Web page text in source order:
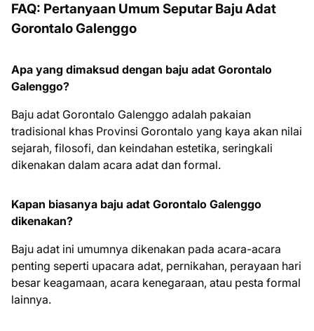
FAQ: Pertanyaan Umum Seputar Baju Adat
Gorontalo Galenggo
Apa yang dimaksud dengan baju adat Gorontalo
Galenggo?
Baju adat Gorontalo Galenggo adalah pakaian
tradisional khas Provinsi Gorontalo yang kaya akan nilai
sejarah, filosofi, dan keindahan estetika, seringkali
dikenakan dalam acara adat dan formal.
Kapan biasanya baju adat Gorontalo Galenggo
dikenakan?
Baju adat ini umumnya dikenakan pada acara-acara
penting seperti upacara adat, pernikahan, perayaan hari
besar keagamaan, acara kenegaraan, atau pesta formal
lainnya.